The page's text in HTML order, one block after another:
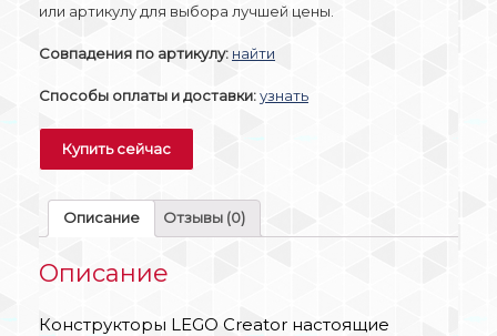
или артикулу для выбора лучшей цены.
Совпадения по артикулу: найти
Способы оплаты и доставки:узнать
Купить сейчас
Описание Отзывы (0)
Описание
Конструкторы LEGO Creator настоящие